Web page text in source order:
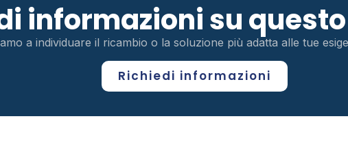
informazioni su
a individuare il ricambio o la soluzione più adatta alle tue
Richiedi informazioni